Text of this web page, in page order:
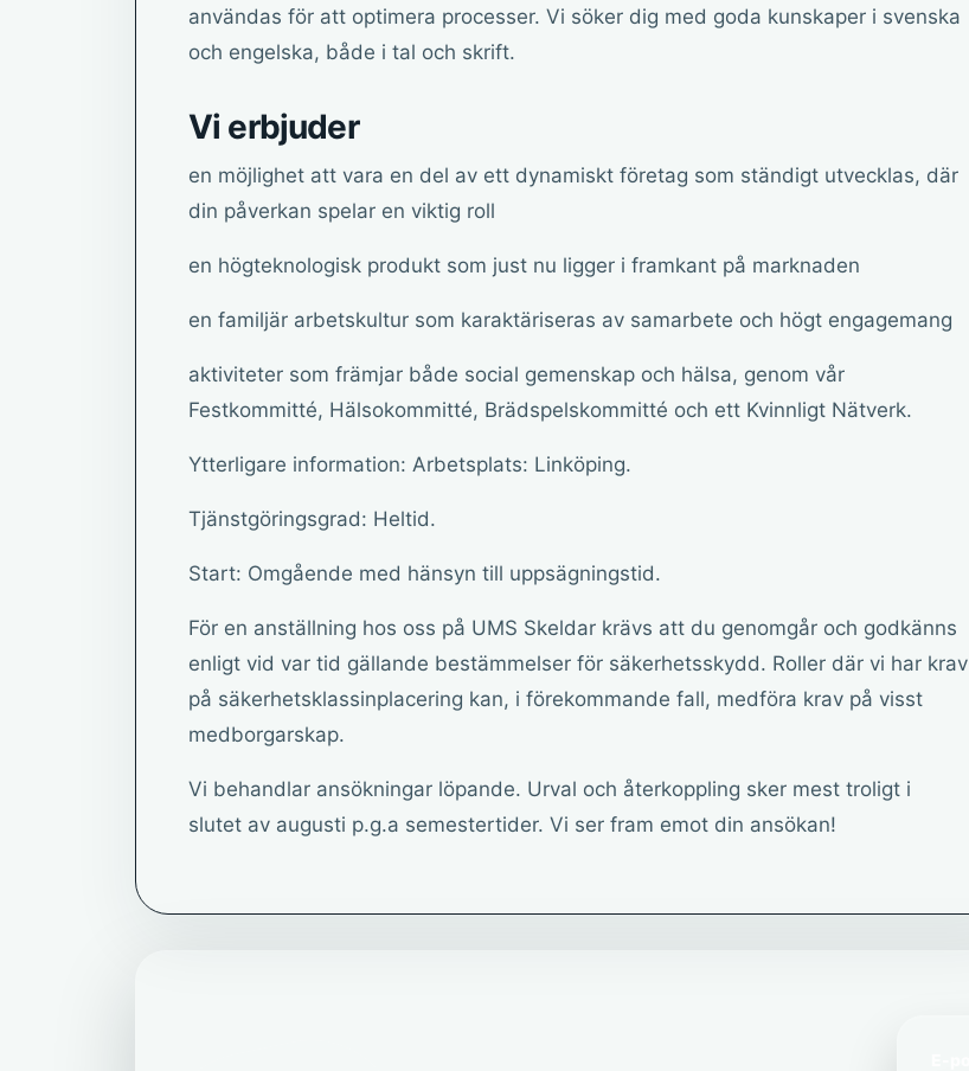
användas för att optimera processer. Vi söker dig med goda kunskaper i svenska
och engelska, både i tal och skrift.
Vi erbjuder
en möjlighet att vara en del av ett dynamiskt företag som ständigt utvecklas, där
din påverkan spelar en viktig roll
en högteknologisk produkt som just nu ligger i framkant på marknaden
en familjär arbetskultur som karaktäriseras av samarbete och högt engagemang
aktiviteter som främjar både social gemenskap och hälsa, genom vår
Festkommitté, Hälsokommitté, Brädspelskommitté och ett Kvinnligt Nätverk.
Ytterligare information: Arbetsplats: Linköping.
Tjänstgöringsgrad: Heltid.
Start: Omgående med hänsyn till uppsägningstid.
För en anställning hos oss på UMS Skeldar krävs att du genomgår och godkänns
enligt vid var tid gällande bestämmelser för säkerhetsskydd. Roller där vi har krav
på säkerhetsklassinplacering kan, i förekommande fall, medföra krav på visst
medborgarskap.
Vi behandlar ansökningar löpande. Urval och återkoppling sker mest troligt i
slutet av augusti p.g.a semestertider. Vi ser fram emot din ansökan!